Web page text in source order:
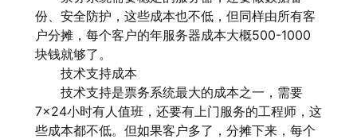
份、安全防护，这些成本也不低，但同样由所有客
户分摊，每个客户的年服务器成本大概500-1000
块钱就够了。
技术支持成本
技术支持是票务系统最大的成本之一，需要
7×24小时有人值班，还要有上门服务的工程师，这
些成本都不低。但如果客户多了，分摊下来，每个